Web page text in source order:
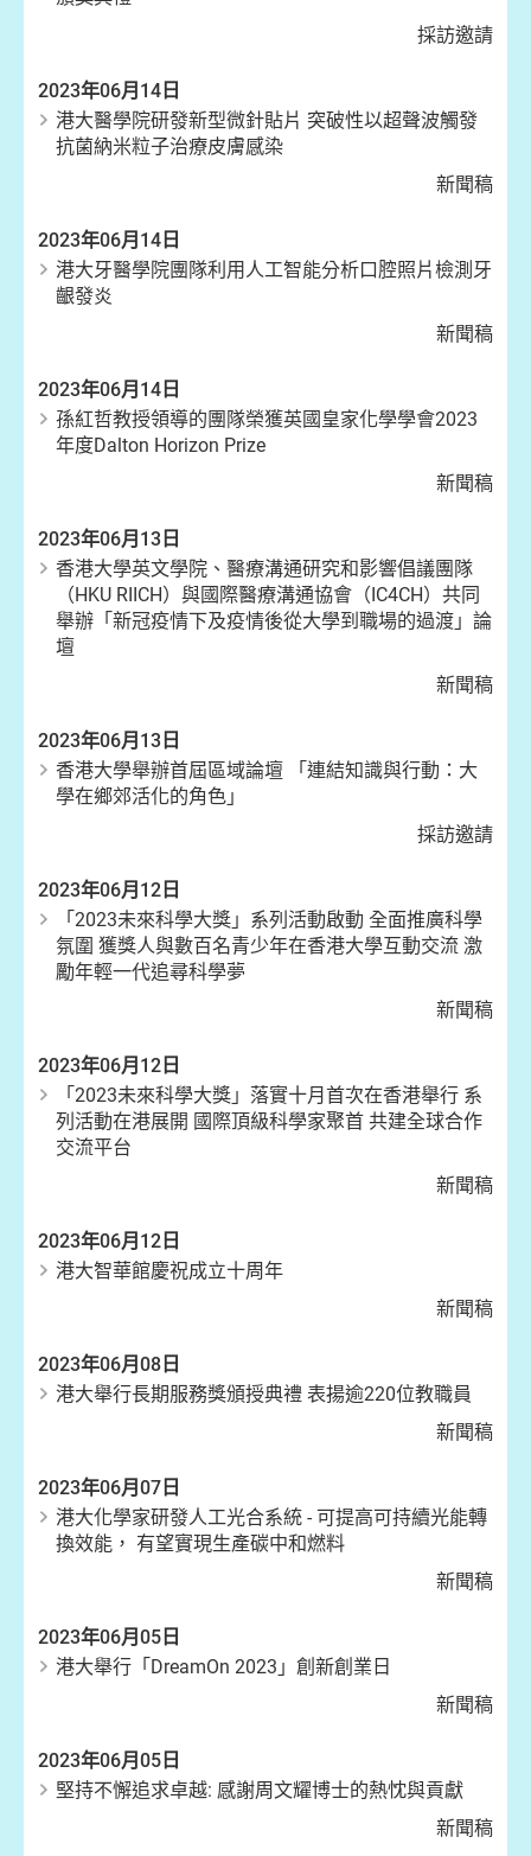
採訪邀請
2023年06月14日
港大醫學院研發新型微針貼片 突破性以超聲波觸發
抗菌納米粒子治療皮膚感染
新聞稿
2023年06月14日
港大牙醫學院團隊利用人工智能分析口腔照片檢測牙
齦發炎
新聞稿
2023年06月14日
孫紅哲教授領導的團隊榮獲英國皇家化學學會2023
年度Dalton Horizon Prize
新聞稿
2023年06月13日
香港大學英文學院、醫療溝通研究和影響倡議團隊
（HKU RIICH）與國際醫療溝通協會（IC4CH）共同
舉辦「新冠疫情下及疫情後從大學到職場的過渡」論
壇
新聞稿
2023年06月13日
香港大學舉辦首屆區域論壇 「連結知識與行動：大
學在鄉郊活化的角色」
採訪邀請
2023年06月12日
「2023未來科學大獎」系列活動啟動 全面推廣科學
氛圍 獲獎人與數百名青少年在香港大學互動交流 激
勵年輕一代追尋科學夢
新聞稿
2023年06月12日
「2023未來科學大獎」落實十月首次在香港舉行 系
列活動在港展開 國際頂級科學家聚首 共建全球合作
交流平台
新聞稿
2023年06月12日
港大智華館慶祝成立十周年
新聞稿
2023年06月08日
港大舉行長期服務獎頒授典禮 表揚逾220位教職員
新聞稿
2023年06月07日
港大化學家研發人工光合系統 - 可提高可持續光能轉
換效能， 有望實現生產碳中和燃料
新聞稿
2023年06月05日
港大舉行「DreamOn 2023」創新創業日
新聞稿
2023年06月05日
堅持不懈追求卓越: 感謝周文耀博士的熱忱與貢獻
新聞稿